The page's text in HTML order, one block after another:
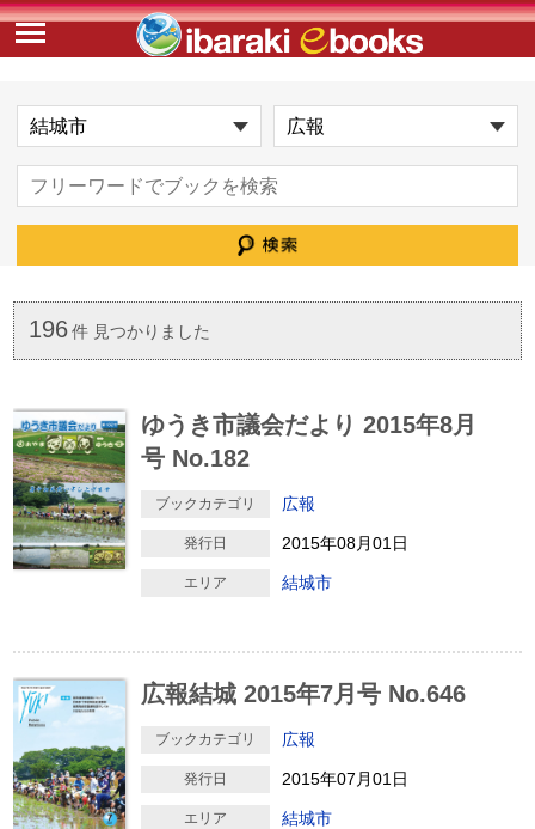
196 件 見つかりました
ゆうき市議会だより 2015年8月
号 No.182
ブックカテゴリ 広報
発行日 2015年08月01日
エリア 結城市
広報結城 2015年7月号 No.646
ブックカテゴリ 広報
発行日 2015年07月01日
エリア 結城市